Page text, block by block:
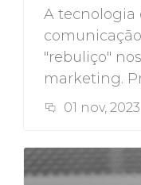
A tecnologia
"rebuliço"
marketing.
01 nov, 2023